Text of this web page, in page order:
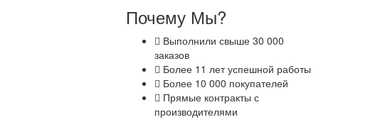
Почему Мы?
Выполнили свыше 30 000
заказов
Более 11 лет успешной работы
Более 10 000 покупателей
Прямые контракты с
производителями